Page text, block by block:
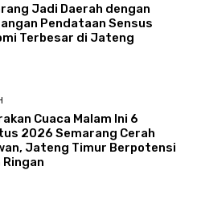
Jadi Daerah dengan
Pendataan Sensus
Terbesar di Jateng
Cuaca Malam Ini 6
2026 Semarang Cerah
Jateng Timur Berpotensi
Ringan